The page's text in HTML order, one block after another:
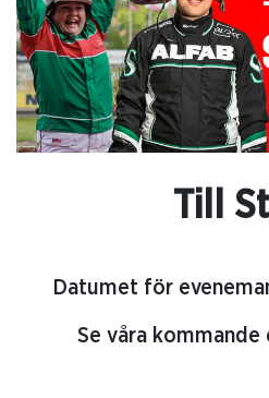
Till
Datumet för
Se våra kommande